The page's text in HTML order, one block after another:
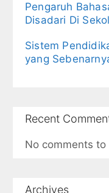
Pengaruh
Disadari Di
Sistem
yang
Recent
No comments to
Archives